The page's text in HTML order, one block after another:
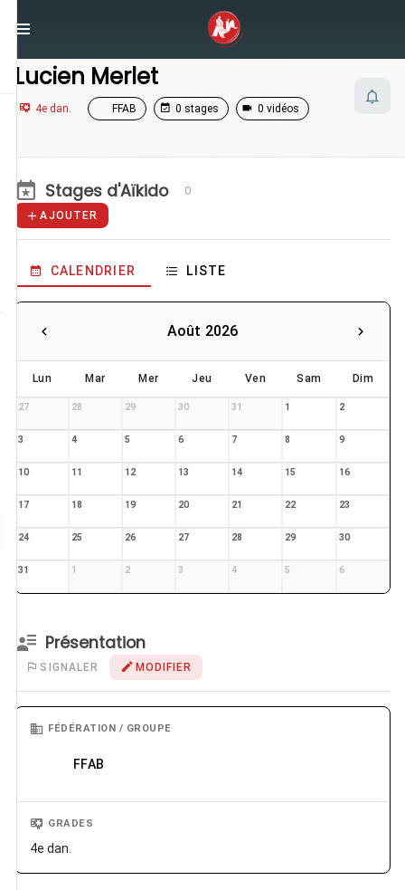
Lucien Merlet
Lucien Merlet
4e dan. FFAB 0 stages 0 vidéos
Stages d'Aïkido 0
AJOUTER
CALENDRIER LISTE
Août 2026
Lun Mar Mer Jeu Ven Sam Dim
27 28 29 30 31 1 2
3 4 5 6 7 8 9
10 11 12 13 14 15 16
17 18 19 20 21 22 23
24 25 26 27 28 29 30
31 1 2 3 4 5 6
Présentation
SIGNALER MODIFIER
FÉDÉRATION / GROUPE
FFAB
GRADES
4e dan.